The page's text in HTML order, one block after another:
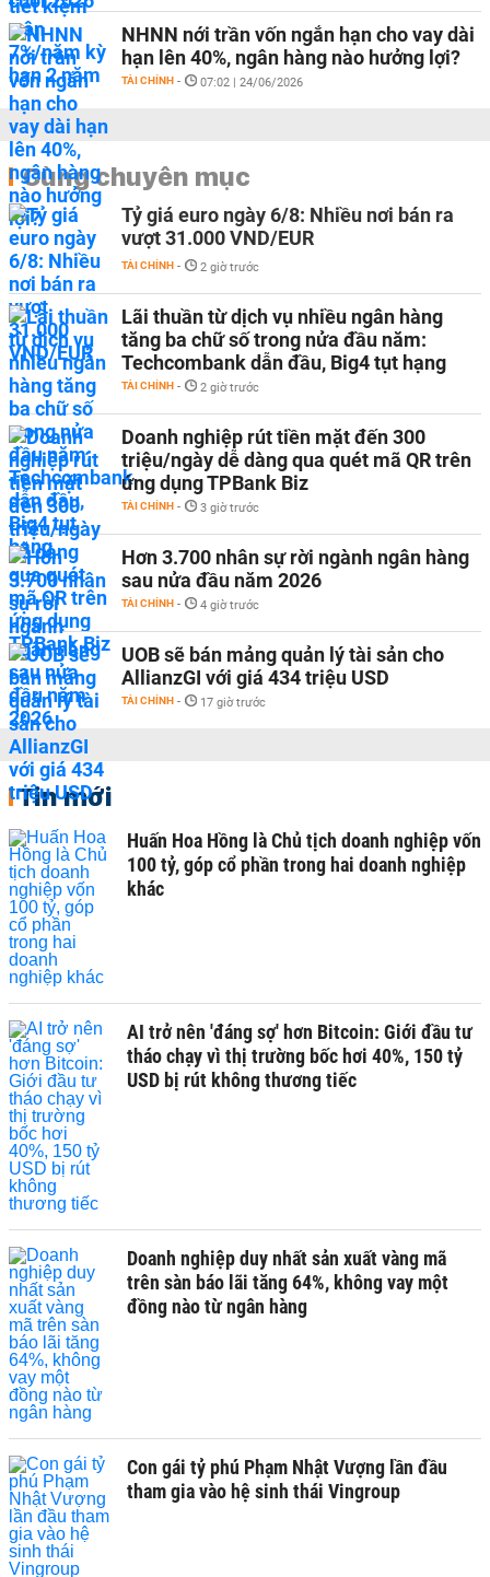
NHNN nới trần vốn ngắn hạn cho vay dài
hạn lên 40%, ngân hàng nào hưởng lợi?
TÀI CHÍNH - 07:02 | 24/06/2026
Cùng chuyên mục
Tỷ giá euro ngày 6/8: Nhiều nơi bán ra
vượt 31.000 VND/EUR
TÀI CHÍNH - 2 giờ trước
Lãi thuần từ dịch vụ nhiều ngân hàng
tăng ba chữ số trong nửa đầu năm:
Techcombank dẫn đầu, Big4 tụt hạng
TÀI CHÍNH - 2 giờ trước
Doanh nghiệp rút tiền mặt đến 300
triệu/ngày dễ dàng qua quét mã QR trên
ứng dụng TPBank Biz
TÀI CHÍNH - 3 giờ trước
Hơn 3.700 nhân sự rời ngành ngân hàng
sau nửa đầu năm 2026
TÀI CHÍNH - 4 giờ trước
UOB sẽ bán mảng quản lý tài sản cho
AllianzGI với giá 434 triệu USD
TÀI CHÍNH - 17 giờ trước
Tin mới
Huấn Hoa Hồng là Chủ tịch doanh nghiệp vốn
100 tỷ, góp cổ phần trong hai doanh nghiệp
khác
AI trở nên 'đáng sợ' hơn Bitcoin: Giới đầu tư
tháo chạy vì thị trường bốc hơi 40%, 150 tỷ
USD bị rút không thương tiếc
Doanh nghiệp duy nhất sản xuất vàng mã
trên sàn báo lãi tăng 64%, không vay một
đồng nào từ ngân hàng
Con gái tỷ phú Phạm Nhật Vượng lần đầu
tham gia vào hệ sinh thái Vingroup